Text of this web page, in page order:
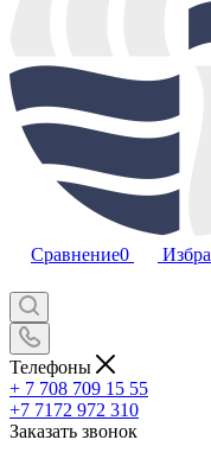
Сравнение0
Телефоны
+ 7 708 709 15 55
+7 7172 972 310
Заказать звонок